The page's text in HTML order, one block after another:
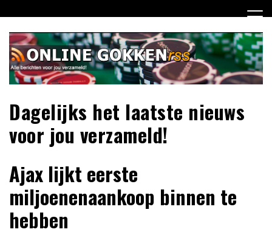
naar
inhoud
Dagelijks het laatste nieuws
voor jou verzameld!
Ajax lijkt eerste
miljoenenaankoop binnen te
hebben